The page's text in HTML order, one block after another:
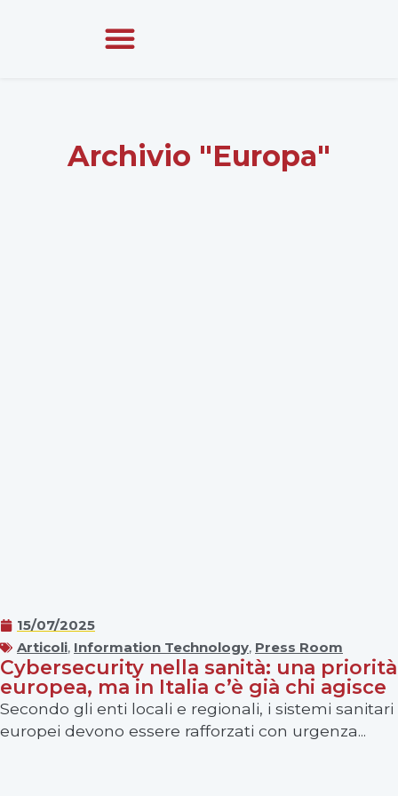
Archivio "Europa"
15/07/2025
Articoli, Information Technology, Press Room
Cybersecurity nella sanità: una priorità
europea, ma in Italia c’è già chi agisce
Secondo gli enti locali e regionali, i sistemi sanitari
europei devono essere rafforzati con urgenza...